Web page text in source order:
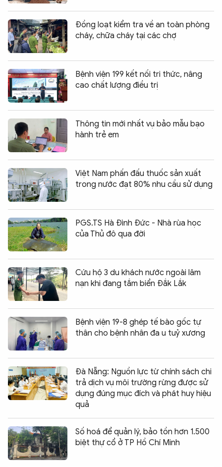
Đồng loạt kiểm tra về an toàn phòng
cháy, chữa cháy tại các chợ
Bệnh viện 199 kết nối tri thức, nâng
cao chất lượng điều trị
Thông tin mới nhất vụ bảo mẫu bạo
hành trẻ em
Việt Nam phấn đấu thuốc sản xuất
trong nước đạt 80% nhu cầu sử dụng
PGS.TS Hà Đình Đức - Nhà rùa học
của Thủ đô qua đời
Cứu hộ 3 du khách nước ngoài lâm
nạn khi đang tắm biển Đắk Lắk
Bệnh viện 19-8 ghép tế bào gốc tự
thân cho bệnh nhân đa u tuỷ xương
Đà Nẵng: Nguồn lực từ chính sách chi
trả dịch vụ môi trường rừng được sử
dụng đúng mục đích và phát huy hiệu
quả
Số hoá để quản lý, bảo tồn hơn 1.500
biệt thự cổ ở TP Hồ Chí Minh